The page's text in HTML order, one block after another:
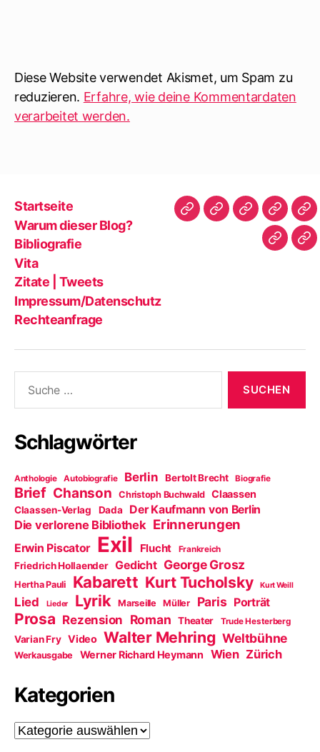
Diese Website verwendet Akismet, um Spam zu
reduzieren. Erfahre, wie deine Kommentardaten
verarbeitet werden.
Startseite
Warum dieser Blog?
Bibliografie
Vita
Zitate | Tweets
Impressum/Datenschutz
Rechteanfrage
Startseite
WarumBibliografie
Vita
|
nach:
Schlagwörter
Anthologie Autobiografie Berlin Bertolt Brecht Biografie
Brief Chanson Christoph Buchwald Claassen
Claassen-Verlag Dada Der Kaufmann von Berlin
Die verlorene Bibliothek Erinnerungen
Erwin Piscator Exil Flucht Frankreich
Friedrich Hollaender Gedicht George Grosz
Hertha Pauli Kabarett Kurt Tucholsky Kurt Weill
Lied Lieder Lyrik Marseille Müller Paris Porträt
Prosa Rezension Roman Theater Trude Hesterberg
Varian Fry Video Walter Mehring Weltbühne
Werkausgabe Werner Richard Heymann Wien Zürich
Kategorien
Kategorien